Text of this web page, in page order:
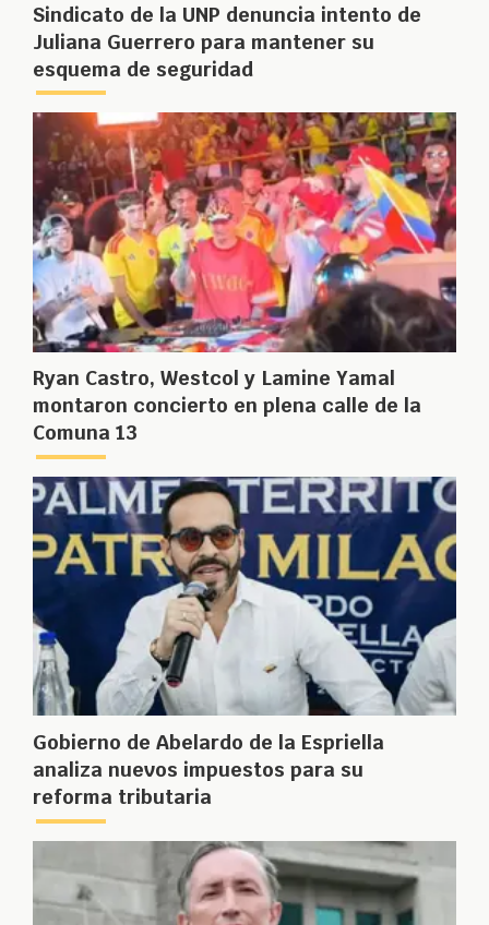
Sindicato de la UNP denuncia intento de
Juliana Guerrero para mantener su
esquema de seguridad
Ryan Castro, Westcol y Lamine Yamal
montaron concierto en plena calle de la
Comuna 13
Gobierno de Abelardo de la Espriella
analiza nuevos impuestos para su
reforma tributaria